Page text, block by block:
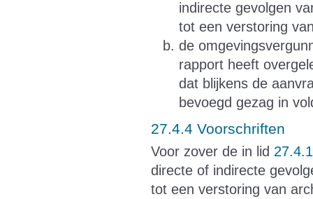
indirecte gevolgen
tot een verstoring
de
rapport heeft
dat blijkens de
bevoegd gezag in
27.4.4 Voorschriften
Voor zover de in lid 27.4.1
directe of indirecte
tot een verstoring van